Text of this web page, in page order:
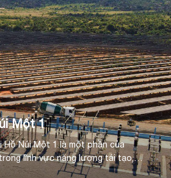
Một 1
Núi Một 1 là một phần của
lĩnh vực năng lượng tái tạo,
án có tổng mức đầu tư là 1.036 tỷ